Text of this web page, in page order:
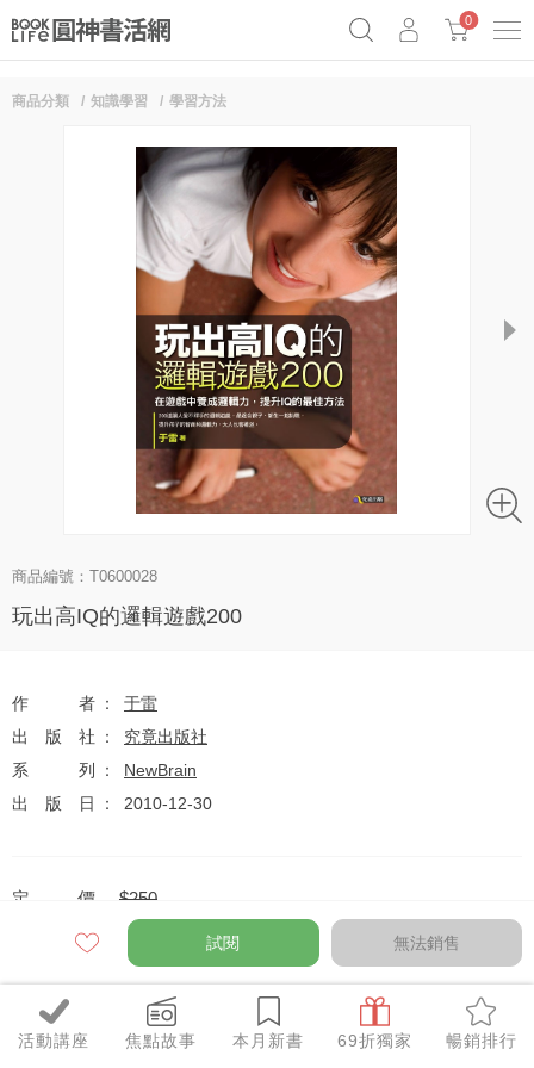
Netflix話題章魚小說！
0
活動講座 焦點故事 本月新書 69折獨家 暢銷排行
商品分類 知識學習 學習方法
next
商品編號：T0600028
玩出高IQ的邏輯遊戲200
作者
于雷
出版社
究竟出版社
系列
NewBrain
出版日
2010-12-30
定價 $250
優惠價 $198元
全網任10件75折（獨家及特惠品除外）
試閱 無法銷售